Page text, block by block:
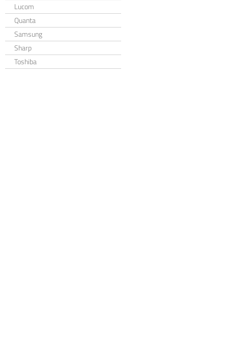
Lucom
Quanta
Samsung
Sharp
Toshiba